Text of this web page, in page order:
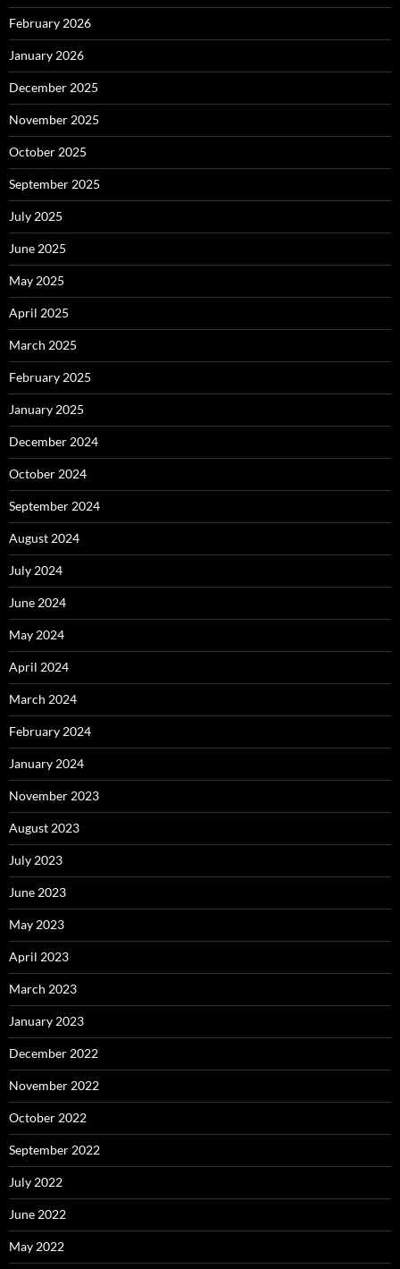
February 2026
January 2026
December 2025
November 2025
October 2025
September 2025
July 2025
June 2025
May 2025
April 2025
March 2025
February 2025
January 2025
December 2024
October 2024
September 2024
August 2024
July 2024
June 2024
May 2024
April 2024
March 2024
February 2024
January 2024
November 2023
August 2023
July 2023
June 2023
May 2023
April 2023
March 2023
January 2023
December 2022
November 2022
October 2022
September 2022
July 2022
June 2022
May 2022